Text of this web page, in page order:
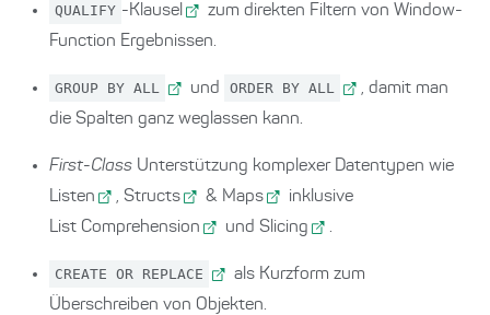
QUALIFY -Klausel
zum direkten Filtern von Window-
Function Ergebnissen.
GROUP BY ALL und ORDER BY ALL
, damit man
die Spalten ganz weglassen kann.
First-Class Unterstützung komplexer Datentypen wie
Listen
, Structs & Maps
inklusive
List Comprehension
und Slicing .
CREATE OR REPLACE
als Kurzform zum
Überschreiben von Objekten.